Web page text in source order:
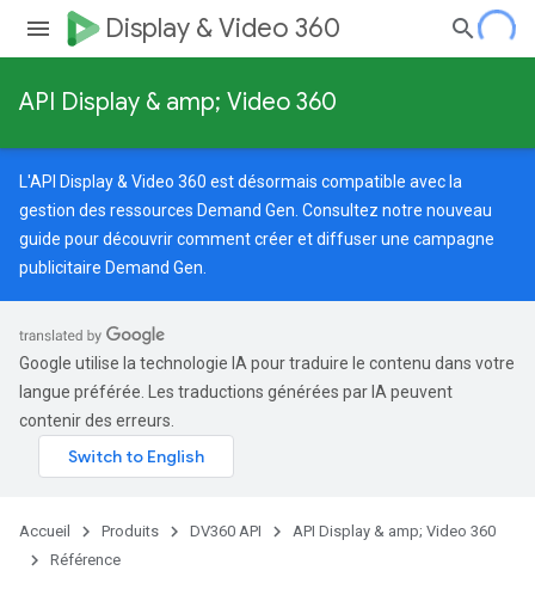
Display & Video 360
API Display & amp; Video 360
L'API Display & Video 360 est désormais compatible avec la
gestion des ressources Demand Gen. Consultez notre nouveau
guide pour découvrir comment créer et diffuser une campagne
publicitaire Demand Gen.
Google utilise la technologie IA pour traduire le contenu dans votre
langue préférée. Les traductions générées par IA peuvent
contenir des erreurs.
Accueil Produits DV360 API
API Display & amp; Video 360
Référence